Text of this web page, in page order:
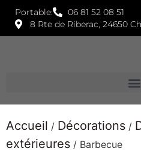
Portable:
06 81 52 08 51
8 Rte de Riberac, 24650
Accueil / Décorations /
extérieures / Barbecue